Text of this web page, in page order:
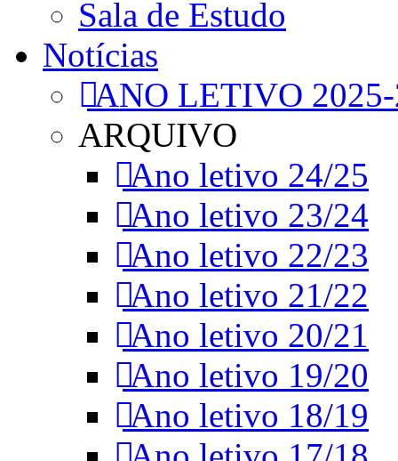
Sala de Estudo
Notícias
ANO LETIVO
ARQUIVO
Ano letivo 24/25
Ano letivo 23/24
Ano letivo 22/23
Ano letivo 21/22
Ano letivo 20/21
Ano letivo 19/20
Ano letivo 18/19